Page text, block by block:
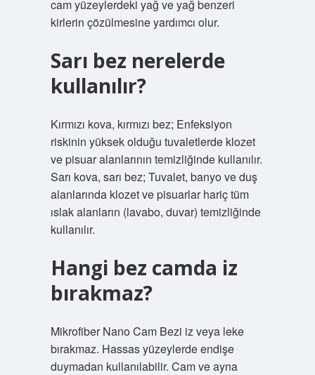
cam yüzeylerdeki yağ ve yağ benzeri
kirlerin çözülmesine yardımcı olur.
Sarı bez nerelerde
kullanılır?
Kırmızı kova, kırmızı bez; Enfeksiyon
riskinin yüksek olduğu tuvaletlerde klozet
ve pisuar alanlarının temizliğinde kullanılır.
Sarı kova, sarı bez; Tuvalet, banyo ve duş
alanlarında klozet ve pisuarlar hariç tüm
ıslak alanların (lavabo, duvar) temizliğinde
kullanılır.
Hangi bez camda iz
bırakmaz?
Mikrofiber Nano Cam Bezi iz veya leke
bırakmaz. Hassas yüzeylerde endişe
duymadan kullanılabilir. Cam ve ayna